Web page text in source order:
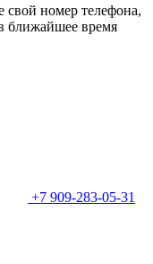
свой номер телефона,
ближайшее время
+7 909-283-05-31